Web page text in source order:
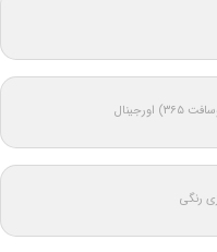
رنگی